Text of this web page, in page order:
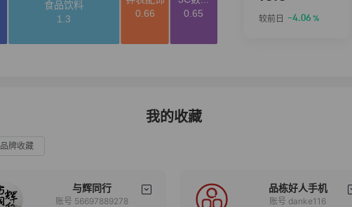
较前日 -4.06 %
我的收藏
品牌收藏
与辉同行
账号 56697889278
品栋好人手机
账号 danke116